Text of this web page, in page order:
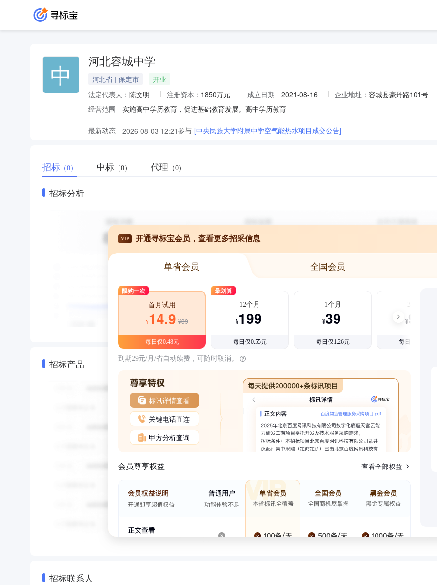
中 河北容城中学
河北省 | 保定市
开业
法定代表人： 陈文明 注册资本： 1850万元 成立日期： 2021-08-16 企业地址： 容城县豪丹路101号
经营范围： 实施高中学历教育，促进基础教育发展。高中学历教育
最新动态： 2026-08-03 12:21参与 [中央民族大学附属中学空气能热水项目成交公告]
招标 （0） 中标 （0） 代理 （0）
招标分析
招标产品
VIP 开通寻标宝会员，查看更多招采信息
单省会员 全国会员
限购一次
首月试用
¥14.9 ¥39
每日仅0.48元
最划算
12个月
¥199
每日仅0.55元
1个月
¥39
每日仅1.26元
3个月
¥99
每日仅1.08元
到期29元/月/省自动续费，可随时取消。
标讯详情查看
关键电话直连
甲方分析查询
会员尊享权益 查看全部权益
招标联系人